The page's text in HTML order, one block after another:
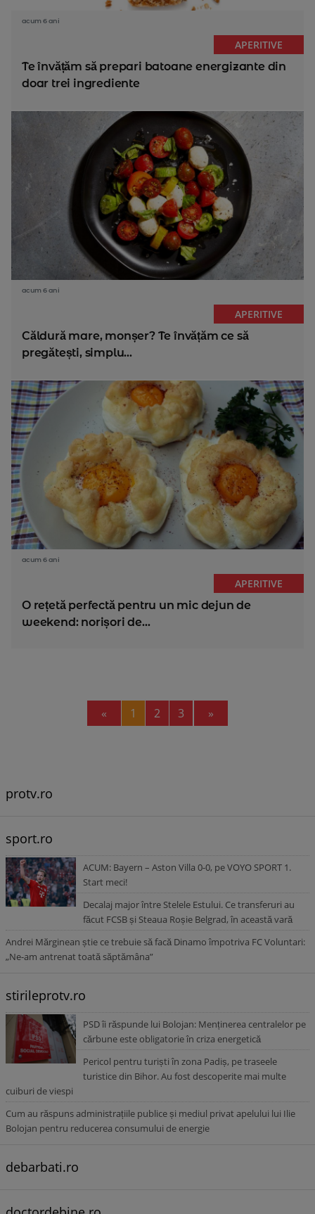
acum 6 ani
APERITIVE
Te învățăm să prepari batoane energizante din
doar trei ingrediente
acum 6 ani
APERITIVE
Căldură mare, monșer? Te învățăm ce să
pregătești, simplu...
acum 6 ani
APERITIVE
O rețetă perfectă pentru un mic dejun de
weekend: norișori de...
« Previous
1 2 3 »
protv.ro
sport.ro
ACUM: Bayern – Aston Villa 0-0, pe VOYO SPORT 1.
Start meci!
Decalaj major între Stelele Estului. Ce transferuri au
făcut FCSB și Steaua Roșie Belgrad, în această vară
Andrei Mărginean știe ce trebuie să facă Dinamo împotriva FC Voluntari:
„Ne-am antrenat toată săptămâna”
stirileprotv.ro
PSD îi răspunde lui Bolojan: Menținerea centralelor pe
cărbune este obligatorie în criza energetică
Pericol pentru turiști în zona Padiș, pe traseele
turistice din Bihor. Au fost descoperite mai multe
cuiburi de viespi
Cum au răspuns administrațiile publice și mediul privat apelului lui Ilie
Bolojan pentru reducerea consumului de energie
debarbati.ro